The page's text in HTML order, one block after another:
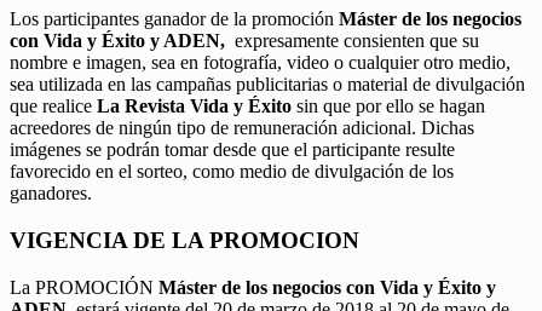
Los participantes ganador de la promoción Máster de los negocios
con Vida y Éxito y ADEN, expresamente consienten que su
nombre e imagen, sea en fotografía, video o cualquier otro medio,
sea utilizada en las campañas publicitarias o material de divulgación
que realice La Revista Vida y Éxito sin que por ello se hagan
acreedores de ningún tipo de remuneración adicional. Dichas
imágenes se podrán tomar desde que el participante resulte
favorecido en el sorteo, como medio de divulgación de los
ganadores.
VIGENCIA DE LA PROMOCION
La PROMOCIÓN Máster de los negocios con Vida y Éxito y